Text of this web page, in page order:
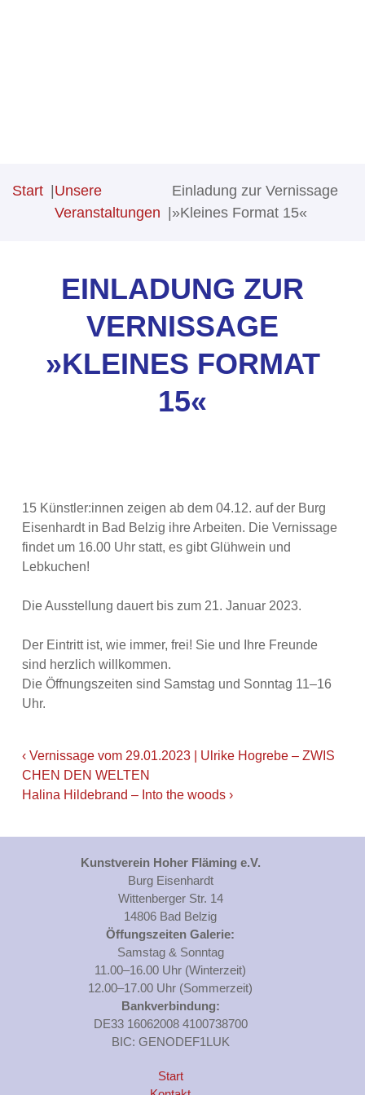
Start
Unsere
Veranstaltungen
Einladung zur Vernissage
»Kleines Format 15«
EINLADUNG ZUR
VERNISSAGE
»KLEINES FORMAT
15«
15 Künstler:innen zeigen ab dem 04.12. auf der Burg
Eisenhardt in Bad Belzig ihre Arbeiten. Die Vernissage
findet um 16.00 Uhr statt, es gibt Glühwein und
Lebkuchen!
Die Ausstellung dauert bis zum 21. Januar 2023.
Der Eintritt ist, wie immer, frei! Sie und Ihre Freunde
sind herzlich willkommen.
Die Öffnungszeiten sind Samstag und Sonntag 11–16
Uhr.
‹ Vernissage vom 29.01.2023 | Ulrike Hogrebe – ZWIS
CHEN DEN WELTEN
Halina Hildebrand – Into the woods ›
Kunstverein Hoher Fläming e.V.
Burg Eisenhardt
Wittenberger Str. 14
14806 Bad Belzig
Öffungszeiten Galerie:
Samstag & Sonntag
11.00–16.00 Uhr (Winterzeit)
12.00–17.00 Uhr (Sommerzeit)
Bankverbindung:
DE33 16062008 4100738700
BIC: GENODEF1LUK
Start